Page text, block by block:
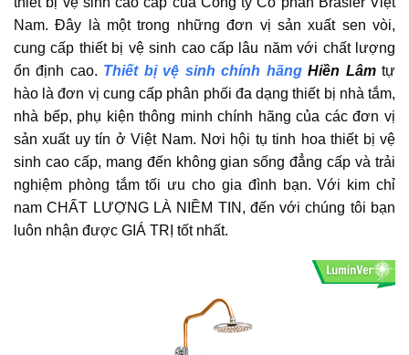
Nam. Đây là một trong những đơn vị sản xuất sen vòi,
cung cấp thiết bị vệ sinh cao cấp lâu năm với chất lượng
ổn định cao. Thiết bị vệ sinh chính hãngHiền Lâmtự
hào là đơn vị cung cấp phân phối đa dạng thiết bị nhà tắm,
nhà bếp, phụ kiện thông minh chính hãng của các đơn vị
sản xuất uy tín ở Việt Nam. Nơi hội tụ tinh hoa thiết bị vệ
sinh cao cấp, mang đến không gian sống đẳng cấp và trải
nghiệm phòng tắm tối ưu cho gia đình bạn. Với kim chỉ
nam CHẤT LƯỢNG LÀ NIỀM TIN, đến với chúng tôi bạn
luôn nhận được GIÁ TRỊ tốt nhất.